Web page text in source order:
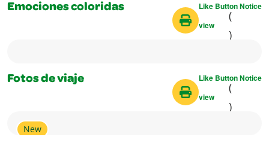
Emociones coloridas Like Button Notice
(
view
)
Fotos de viaje Like Button Notice
(
view
)
New